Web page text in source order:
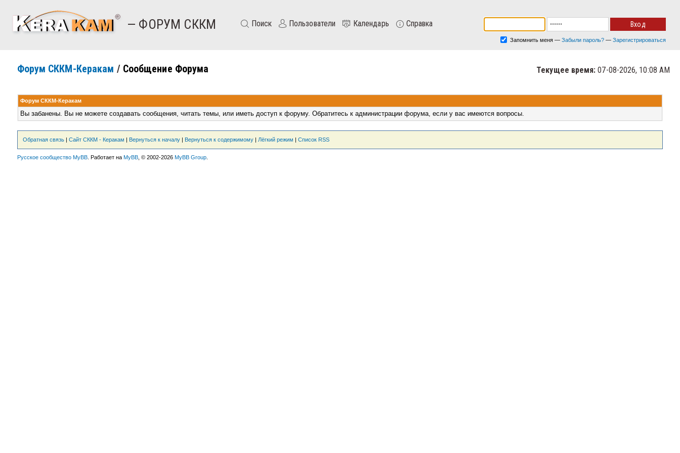
— ФОРУМ СККМ Поиск Пользователи Календарь Справка
Запомнить меня — Забыли пароль? — Зарегистрироваться
Текущее время: 07-08-2026, 10:08 AM
Форум СККМ-Керакам / Сообщение Форума
Форум СККМ-Керакам
Вы забанены. Вы не можете создавать сообщения, читать темы, или иметь доступ к форуму. Обратитесь к администрации форума, если у вас имеются вопросы.
Обратная связь| Сайт СККМ - Керакам | Вернуться к началу| Вернуться к содержимому| Лёгкий режим | Список RSS
Русское сообщество MyBB. Работает на MyBB, © 2002-2026 MyBB Group.